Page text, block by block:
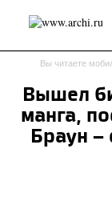
Россия Мир
send.project
Журнал
Вы читаете
Вышел
манга,
Браун –